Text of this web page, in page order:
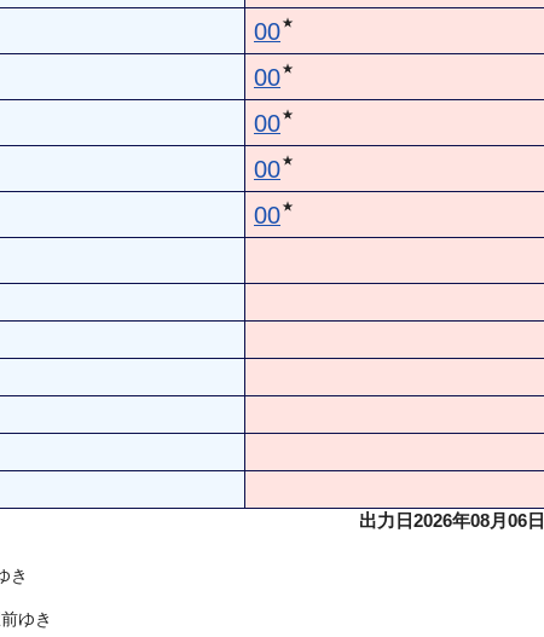
00★
00★
00★
00★
00★
出力日2026年08月06日
き
ゆき